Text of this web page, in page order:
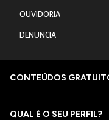
OUVIDORIA
DENUNCIA
CONTEÚDOS
QUAL É O SEU PERFIL?